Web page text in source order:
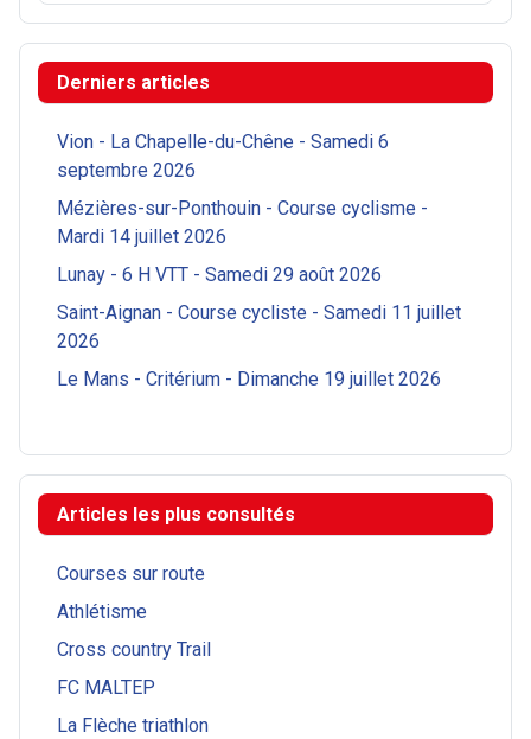
Derniers articles
Vion - La Chapelle-du-Chêne - Samedi 6
septembre 2026
Mézières-sur-Ponthouin - Course cyclisme -
Mardi 14 juillet 2026
Lunay - 6 H VTT - Samedi 29 août 2026
Saint-Aignan - Course cycliste - Samedi 11 juillet
2026
Le Mans - Critérium - Dimanche 19 juillet 2026
Articles les plus consultés
Courses sur route
Athlétisme
Cross country Trail
FC MALTEP
La Flèche triathlon